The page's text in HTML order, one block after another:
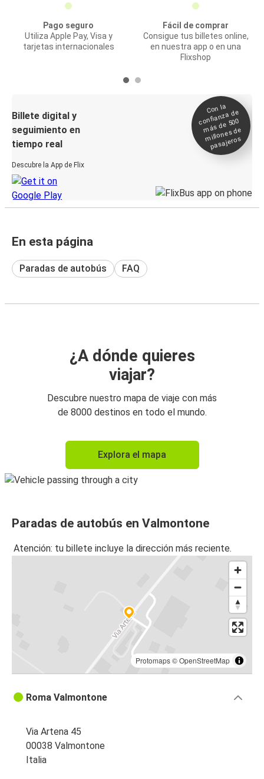
Pago seguro
Utiliza Apple Pay, Visa y
tarjetas internacionales
Fácil de comprar
Consigue tus billetes online,
en nuestra app o en una
Flixshop
Billete digital y
seguimiento en
tiempo real
Descubre la App de Flix
Con la
confianza de
más de 500
millones de
pasajeros
En esta página
Paradas de autobús FAQ
¿A dónde quieres
viajar?
Descubre nuestro mapa de viaje con más
de 8000 destinos en todo el mundo.
Explora el mapa
Paradas de autobús en Valmontone
Atención: tu billete incluye la dirección más reciente.
Protomaps©OpenStreetMap
Roma Valmontone
Via Artena 45
00038 Valmontone
Italia